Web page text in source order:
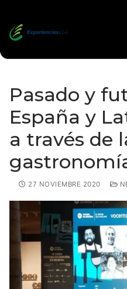
Pasado y
España y
a través de
27 NOVIEMBRE 2020